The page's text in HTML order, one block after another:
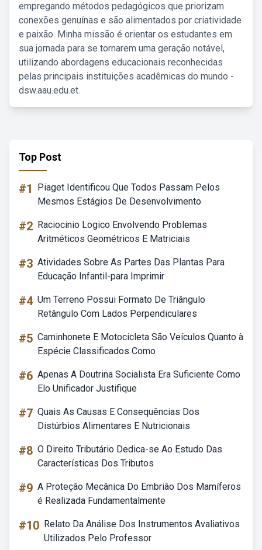
empregando métodos pedagógicos que priorizam
conexões genuínas e são alimentados por criatividade
e paixão. Minha missão é orientar os estudantes em
sua jornada para se tornarem uma geração notável,
utilizando abordagens educacionais reconhecidas
pelas principais instituições acadêmicas do mundo -
dsw.aau.edu.et.
Top Post
#1
Piaget Identificou Que Todos Passam Pelos
Mesmos Estágios De Desenvolvimento
#2 Raciocinio Logico Envolvendo Problemas
Aritméticos Geométricos E Matriciais
#3 Atividades Sobre As Partes Das Plantas Para
Educação Infantil-para Imprimir
#4 Um Terreno Possui Formato De Triângulo
Retângulo Com Lados Perpendiculares
#5 Caminhonete E Motocicleta São Veículos Quanto à
Espécie Classificados Como
#6 Apenas A Doutrina Socialista Era Suficiente Como
Elo Unificador Justifique
#7 Quais As Causas E Consequências Dos
Distúrbios Alimentares E Nutricionais
#8 O Direito Tributário Dedica-se Ao Estudo Das
Características Dos Tributos
#9 A Proteção Mecânica Do Embrião Dos Mamíferos
é Realizada Fundamentalmente
#10 Relato Da Análise Dos Instrumentos Avaliativos
Utilizados Pelo Professor